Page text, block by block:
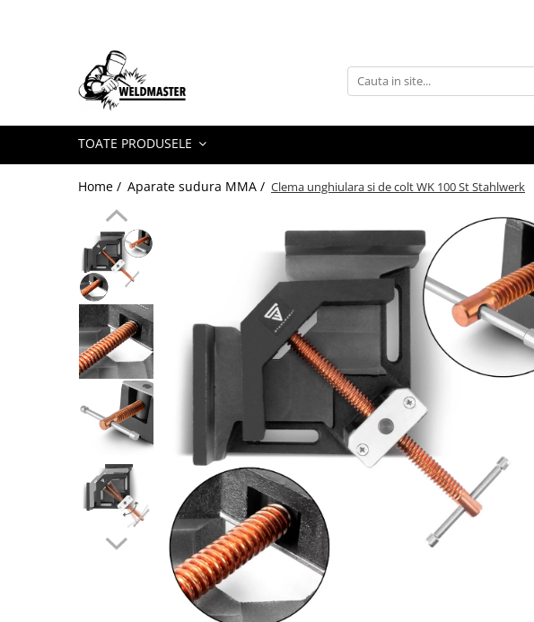
Toate Produsele
Aparate sudura MMA
Aparate de sudura MIG-MAG
Aparate de sudura TIG-WIG
Aparate sudura aluminiu AC/DC
Masti de sudura cu cristale lichide
Accesorii sudura
Accesorii MIG MAG
Accesorii taiere cu plasma
Accesorii TIG/WIG
Consumabile, accesorii laser
Pistolete sudura MIG/MAG
Pistolete sudura TIG/WIG
Aparate de taiere cu plasma
Incalzitoare, sobe cu ulei ars
Piese incalzitoare cu ulei ars MTM
Aparate de sudura industriale
Aparate de tras tabla-tinichigerie
TOATE PRODUSELE
Home / Aparate sudura MMA / Clema unghiulara si de colt WK 100 St Stahlwerk